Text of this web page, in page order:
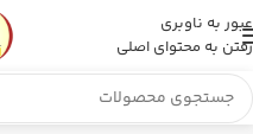
عبور به ناوبری
رفتن به محتوای اصلی